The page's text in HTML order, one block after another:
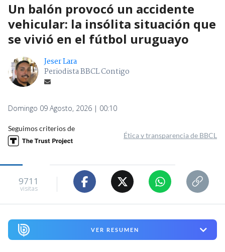
Un balón provocó un accidente
vehicular: la insólita situación que
se vivió en el fútbol uruguayo
Jeser Lara
Periodista BBCL Contigo
Domingo 09 Agosto, 2026 | 00:10
Seguimos criterios de
Ética y transparencia de BBCL
9711
visitas
VER RESUMEN